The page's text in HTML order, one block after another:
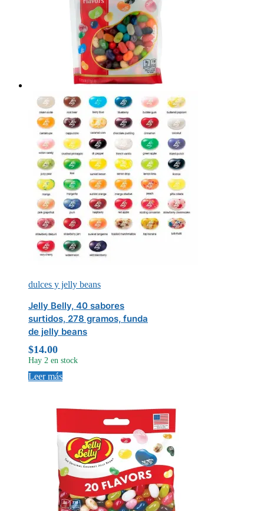
dulces y jelly beans
Jelly Belly, 40 sabores
surtidos, 278 gramos, funda
de jelly beans
$14.00
Hay 2 en stock
Leer más